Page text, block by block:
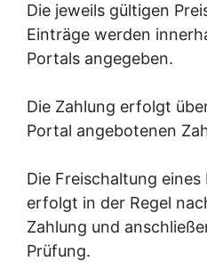
Die jeweils gültigen
Einträge werden
Portals angegeben.
Die Zahlung erfolgt
Portal angebotenen
Die Freischaltung
erfolgt in der Regel
Zahlung und
Prüfung.